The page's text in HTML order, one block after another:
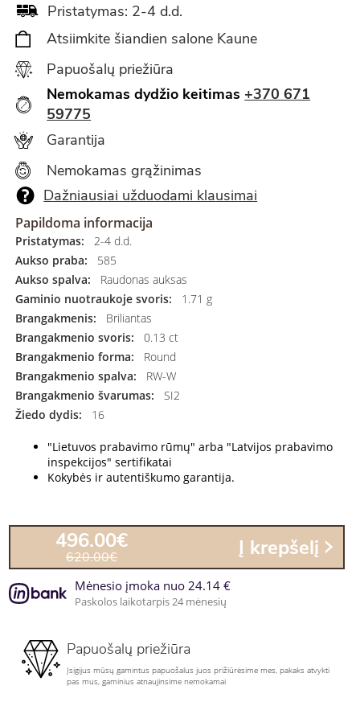
Pristatymas: 2-4 d.d.
Atsiimkite šiandien salone Kaune
Papuošalų priežiūra
Nemokamas dydžio keitimas +370 671
59775
Garantija
Nemokamas grąžinimas
Dažniausiai užduodami klausimai
Papildoma informacija
Pristatymas:
2-4 d.d.
Aukso praba:
585
Aukso spalva:
Raudonas auksas
Gaminio nuotraukoje svoris:
1.71 g
Brangakmenis:
Briliantas
Brangakmenio svoris:
0.13 ct
Brangakmenio forma:
Round
Brangakmenio spalva:
RW-W
Brangakmenio švarumas:
SI2
Žiedo dydis:
16
"Lietuvos prabavimo rūmų" arba "Latvijos prabavimo
inspekcijos" sertifikatai
Kokybės ir autentiškumo garantija.
496.00€
620.00€ Į krepšelį
Mėnesio įmoka nuo 24.14 €
Paskolos laikotarpis 24 mėnesių
Papuošalų priežiūra
Įsigijus mūsų gamintus papuošalus juos prižiūrėsime mes, pakaks atvykti
pas mus, gaminius atnaujinsime nemokamai